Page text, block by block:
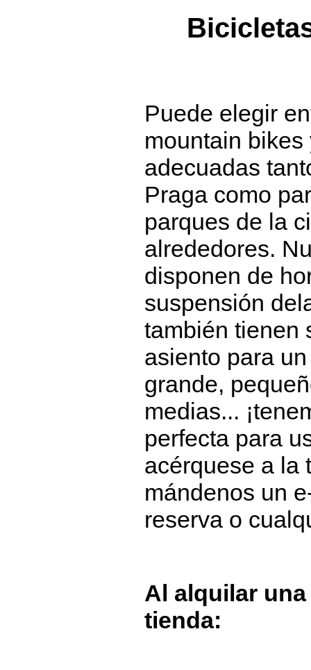
Puede elegir
mountain
adecuadas
Praga como
parques de la
alrededores.
disponen de
suspensión
también tienen
asiento para
grande,
medias...
perfecta para
acérquese a la
mándenos un
reserva o
Al alquilar
tienda: